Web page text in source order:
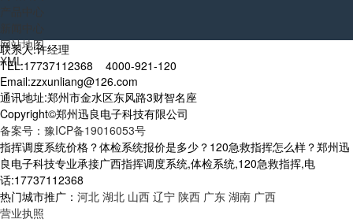
网站地图
XML
联系人:许经理
TEL:17737112368 4000-921-120
Email:zzxunliang@126.com
通讯地址:郑州市金水区东风路3财智名座
Copyright©郑州迅良电子科技有限公司
备案号：豫ICP备19016053号
指挥调度系统价格？体检系统报价是多少？120急救指挥怎么样？郑州迅
良电子科技专业承接广西指挥调度系统,体检系统,120急救指挥,电
话:17737112368
热门城市推广： 河北 湖北 山西 辽宁 陕西 广东 湖南 广西
营业执照